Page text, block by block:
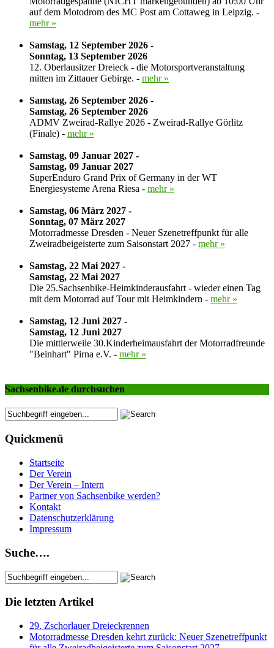
auf dem Motodrom des MC Post am Cottaweg in Leipzig. -
mehr »
Samstag, 12 September 2026 -
Sonntag, 13 September 2026
12. Oberlausitzer Dreieck - die Motorsportveranstaltung
mitten im Zittauer Gebirge. - mehr »
Samstag, 26 September 2026 -
Samstag, 26 September 2026
ADMV Zweirad-Rallye 2026 - Zweirad-Rallye Görlitz
(Finale) - mehr »
Samstag, 09 Januar 2027 -
Samstag, 09 Januar 2027
SuperEnduro Grand Prix of Germany in der WT
Energiesysteme Arena Riesa - mehr »
Samstag, 06 März 2027 -
Sonntag, 07 März 2027
Motorradmesse Dresden - Neuer Szenetreffpunkt für alle
Zweiradbeigeisterte zum Saisonstart 2027 - mehr »
Samstag, 22 Mai 2027 -
Samstag, 22 Mai 2027
Die 25.Sachsenbike-Heimkinderausfahrt - wieder einen Tag
mit dem Motorrad auf Tour mit Heimkindern - mehr »
Samstag, 12 Juni 2027 -
Samstag, 12 Juni 2027
Die mittlerweile 30.Kinderheimausfahrt der Motorradfreunde
"Beinhart" Pirna e.V. - mehr »
Sachsenbike.de durchsuchen
Quickmenü
Startseite
Der Verein
Der Verein – Intern
Partner von Sachsenbike werden?
Kontakt
Datenschutzerklärung
Impressum
Suche….
Die letzten Artikel
29. Zschorlauer Dreieckrennen
Motorradmesse Dresden kehrt zurück: Neuer Szenetreffpunkt